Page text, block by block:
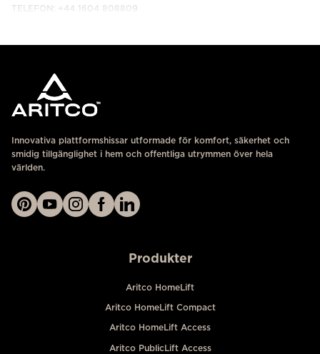
TELEFON: +44 1604 808809
Innovativa plattformshissar utformade för komfort, säkerhet och
smidig tillgänglighet i hem och offentliga utrymmen över hela
världen.
Produkter
Aritco HomeLift
Aritco HomeLift Compact
Aritco HomeLift Access
Aritco PublicLift Access